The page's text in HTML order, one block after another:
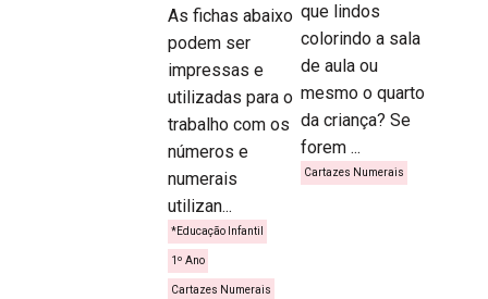
As fichas abaixo
podem ser
impressas e
utilizadas para o
trabalho com os
números e
numerais
utilizan...
*Educação Infantil
1º Ano
Cartazes Numerais
que lindos
colorindo a sala
de aula ou
mesmo o quarto
da criança? Se
forem ...
Cartazes Numerais